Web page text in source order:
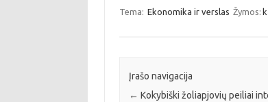
Tema: Ekonomika ir verslas Žymos:
Įrašo navigacija
← Kokybiški žoliapjovių peiliai